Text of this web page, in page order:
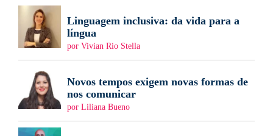
Linguagem inclusiva: da vida para a
língua
por Vivian Rio Stella
Novos tempos exigem novas formas de
nos comunicar
por Liliana Bueno